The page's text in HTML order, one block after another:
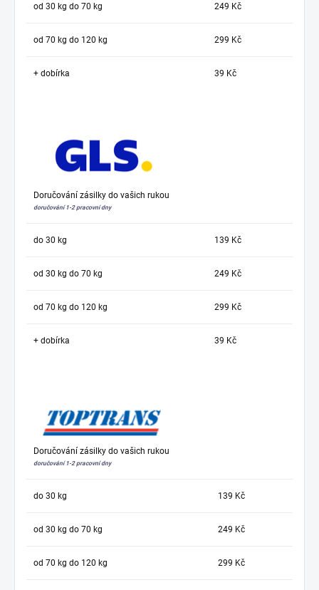
od 30 kg do 70 kg 249 Kč
od 70 kg do 120 kg 299 Kč
+ dobírka 39 Kč
Doručování zásilky do vašich rukou
doručování 1-2 pracovní dny
do 30 kg 139 Kč
od 30 kg do 70 kg 249 Kč
od 70 kg do 120 kg 299 Kč
+ dobírka 39 Kč
Doručování zásilky do vašich rukou
doručování 1-2 pracovní dny
do 30 kg 139 Kč
od 30 kg do 70 kg 249 Kč
od 70 kg do 120 kg 299 Kč